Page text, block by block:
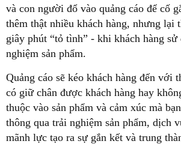
và con người đổ vào quảng cáo để cố
thêm thật nhiều khách hàng, nhưng lại
giây phút “tỏ tình” - khi khách hàng sử
nghiệm sản phẩm.
Quảng cáo sẽ kéo khách hàng đến với
có giữ chân được khách hàng hay
thuộc vào sản phẩm và cảm xúc mà
thông qua trải nghiệm sản phẩm, dịch
mãnh lực tạo ra sự gắn kết và trung